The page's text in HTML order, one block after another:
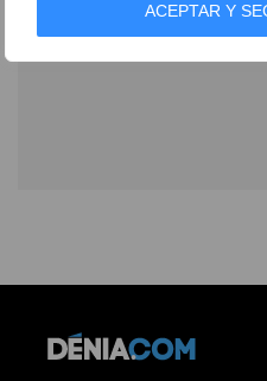
ACEPTAR Y